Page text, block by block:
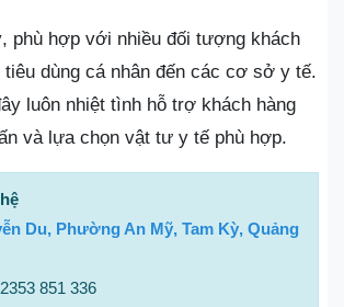
phù hợp với nhiều đối tượng khách
dùng cá nhân đến các cơ sở y tế.
luôn nhiệt tình hỗ trợ khách hàng
và lựa chọn vật tư y tế phù hợp.
Du, Phường An Mỹ, Tam Kỳ, Quảng
851 336